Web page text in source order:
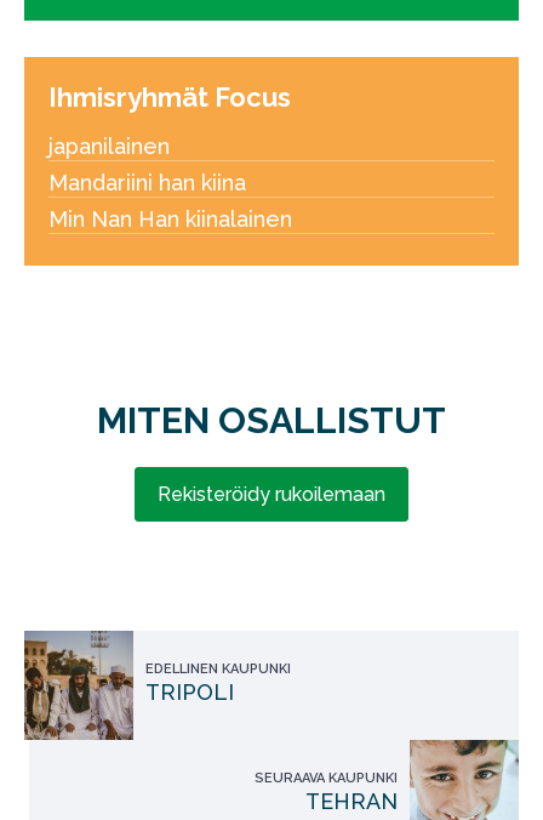
Ihmisryhmät Focus
japanilainen
Mandariini han kiina
Min Nan Han kiinalainen
MITEN OSALLISTUT
Rekisteröidy rukoilemaan
EDELLINEN KAUPUNKI
TRIPOLI
SEURAAVA KAUPUNKI
TEHRAN